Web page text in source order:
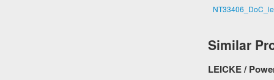
Similar
LEICKE /